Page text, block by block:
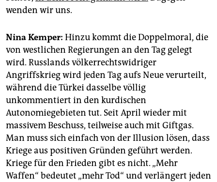
wenden wir uns.
Nina Kemper: Hinzu kommt die Doppelmoral, die
von westlichen Regierungen an den Tag gelegt
wird. Russlands völkerrechtswidriger
Angriffskrieg wird jeden Tag aufs Neue verurteilt,
während die Türkei dasselbe völlig
unkommentiert in den kurdischen
Autonomiegebieten tut. Seit April wieder mit
massivem Beschuss, teilweise auch mit Giftgas.
Man muss sich einfach von der Illusion lösen, dass
Kriege aus positiven Gründen geführt werden.
Kriege für den Frieden gibt es nicht. „Mehr
Waffen“ bedeutet „mehr Tod“ und verlängert jeden